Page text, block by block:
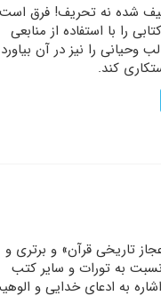
شده نه تحریف! فرق است
را با استفاده از منابعی
وحیانی را نیز در آن بیاورد
کند.
تاریخی قرآن» و برتری و
به تورات و سایر کتب
به ادعای خدایی و